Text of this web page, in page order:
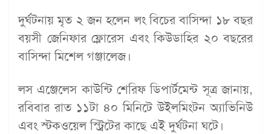
দুর্ঘটনায় মৃত ২ জন হলেন লং বিচের বাসিন্দা ১৮ বছর
বয়সী জেনিফার ফ্লোরেস এবং কিউডাহির ২০ বছরের
বাসিন্দা মিশেল গঞ্জালেজ।
লস এঞ্জেলেস কাউন্টি শেরিফ ডিপার্টমেন্ট সূত্র জানায়,
রবিবার রাত ১১টা ৪০ মিনিটে উইলমিংটন অ্যাভিনিউ
এবং স্টকওয়েল স্ট্রিটের কাছে এই দুর্ঘটনা ঘটে।